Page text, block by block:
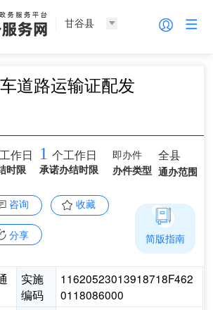
甘谷县
道路运输证配发
作日
时限
1 个工作日
承诺办结时限
即办件
办件类型
全县
通办范围
咨询 收藏
分享
实施
编码
11620523013918718F462
0118086000
简版指南